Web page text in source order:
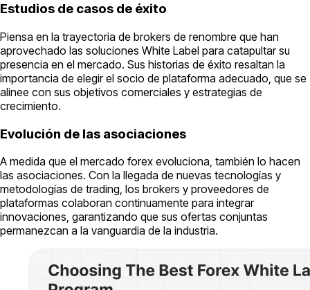
Estudios de casos de éxito
Piensa en la trayectoria de brokers de renombre que han
aprovechado las soluciones White Label para catapultar su
presencia en el mercado. Sus historias de éxito resaltan la
importancia de elegir el socio de plataforma adecuado, que se
alinee con sus objetivos comerciales y estrategias de
crecimiento.
Evolución de las asociaciones
A medida que el mercado forex evoluciona, también lo hacen
las asociaciones. Con la llegada de nuevas tecnologías y
metodologías de trading, los brokers y proveedores de
plataformas colaboran continuamente para integrar
innovaciones, garantizando que sus ofertas conjuntas
permanezcan a la vanguardia de la industria.